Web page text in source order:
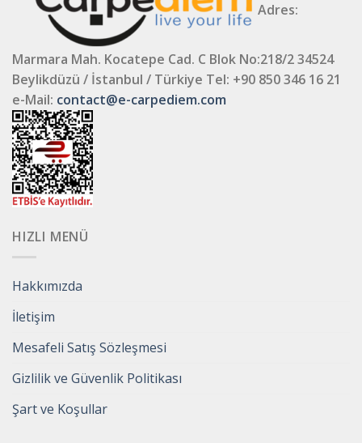
Adres:
Marmara Mah. Kocatepe Cad. C Blok No:218/2 34524
Beylikdüzü / İstanbul / Türkiye Tel: +90 850 346 16 21
e-Mail: contact@e-carpediem.com
HIZLI MENÜ
Hakkımızda
İletişim
Mesafeli Satış Sözleşmesi
Gizlilik ve Güvenlik Politikası
Şart ve Koşullar